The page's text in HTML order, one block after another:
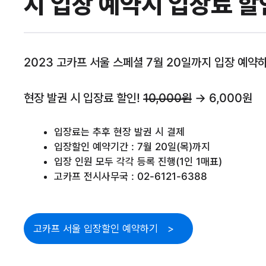
2023 고카프 서울 스페셜 7월 20일까지 입장 예약
현장 발권 시 입장료 할인! 10,000원 → 6,000원
입장료는 추후 현장 발권 시 결제
입장할인 예약기간 : 7월 20일(목)까지
입장 인원 모두 각각 등록 진행(1인 1매표)
고카프 전시사무국 : 02-6121-6388
고카프 서울 입장할인 예약하기